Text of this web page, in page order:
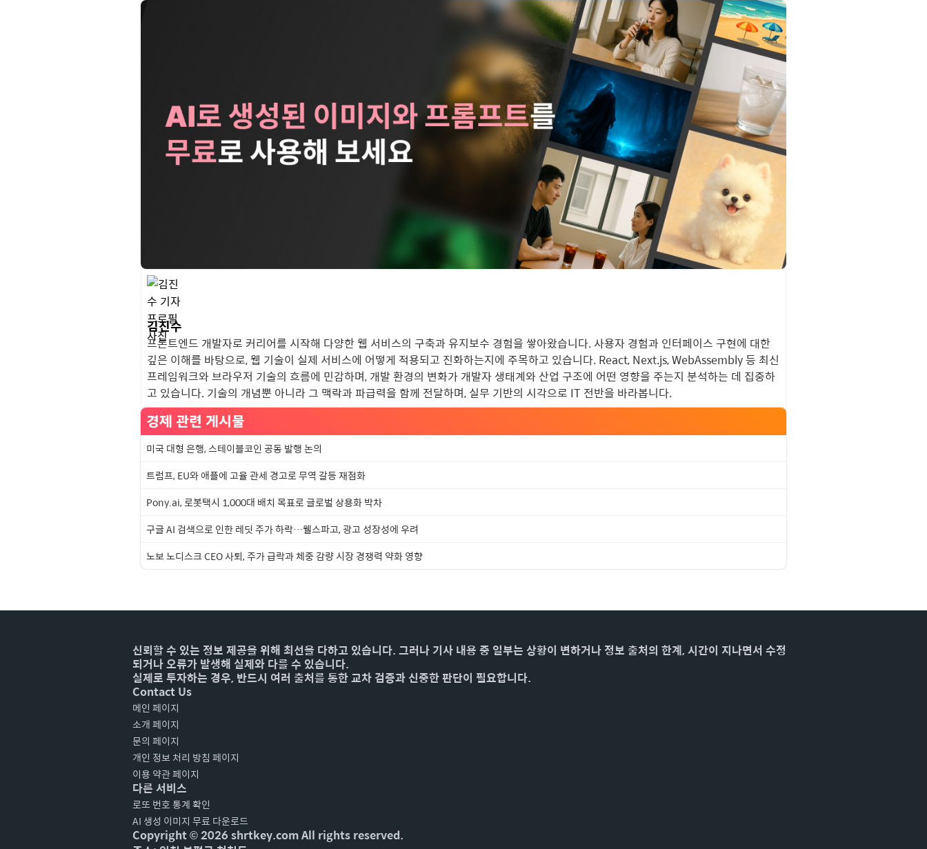
김진수
프론트엔드 개발자로 커리어를 시작해 다양한 웹 서비스의 구축과 유지보수 경험을 쌓아왔습니다. 사용자 경험과 인터페이스 구현에 대한
깊은 이해를 바탕으로, 웹 기술이 실제 서비스에 어떻게 적용되고 진화하는지에 주목하고 있습니다. React, Next.js, WebAssembly 등 최신
프레임워크와 브라우저 기술의 흐름에 민감하며, 개발 환경의 변화가 개발자 생태계와 산업 구조에 어떤 영향을 주는지 분석하는 데 집중하
고 있습니다. 기술의 개념뿐 아니라 그 맥락과 파급력을 함께 전달하며, 실무 기반의 시각으로 IT 전반을 바라봅니다.
경제 관련 게시물
미국 대형 은행, 스테이블코인 공동 발행 논의
트럼프, EU와 애플에 고율 관세 경고로 무역 갈등 재점화
Pony.ai, 로봇택시 1,000대 배치 목표로 글로벌 상용화 박차
구글 AI 검색으로 인한 레딧 주가 하락…웰스파고, 광고 성장성에 우려
노보 노디스크 CEO 사퇴, 주가 급락과 체중 감량 시장 경쟁력 약화 영향
신뢰할 수 있는 정보 제공을 위해 최선을 다하고 있습니다. 그러나 기사 내용 중 일부는 상황이 변하거나 정보 출처의 한계, 시간이 지나면서 수정
되거나 오류가 발생해 실제와 다를 수 있습니다.
실제로 투자하는 경우, 반드시 여러 출처를 통한 교차 검증과 신중한 판단이 필요합니다.
Contact Us
메인 페이지
소개 페이지
문의 페이지
개인 정보 처리 방침 페이지
이용 약관 페이지
다른 서비스
로또 번호 통계 확인
AI 생성 이미지 무료 다운로드
Copyright ©2026 shrtkey.com All rights reserved.